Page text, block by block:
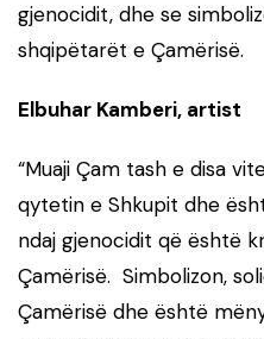
gjenocidit, dhe se
shqipëtarët e Çamërisë.
Elbuhar Kamberi, artist
“Muaji Çam tash e disa
qytetin e Shkupit dhe
ndaj gjenocidit që është
Çamërisë. Simbolizon,
Çamërisë dhe është